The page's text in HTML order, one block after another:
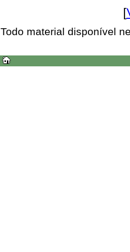
[
Todo material disponível